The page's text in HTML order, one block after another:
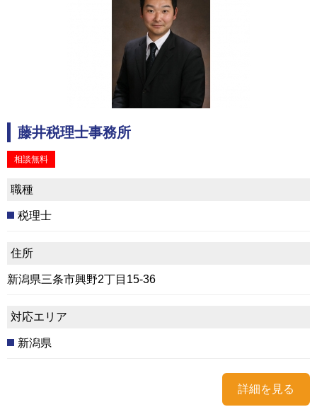
藤井税理士事務所
相談無料
職種
税理士
住所
新潟県三条市興野2丁目15-36
対応エリア
新潟県
詳細を見る